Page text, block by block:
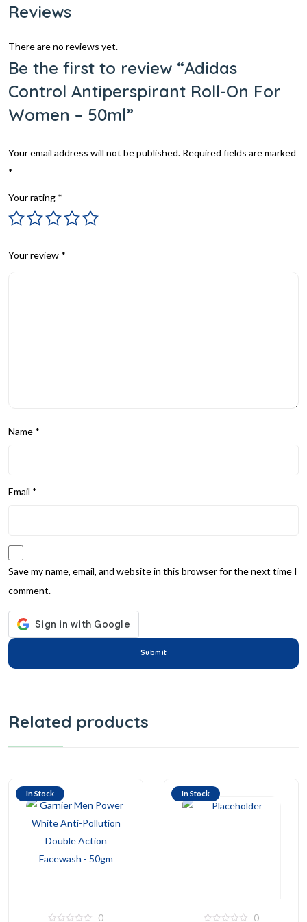
Reviews
There are no reviews yet.
Be the first to review “Adidas
Control Antiperspirant Roll-On For
Women – 50ml”
Your email address will not be published. Required fields are marked
*
Your rating *
Your review *
Name *
Email *
Save my name, email, and website in this browser for the next time I
comment.
Related products
In Stock
0
In Stock
0